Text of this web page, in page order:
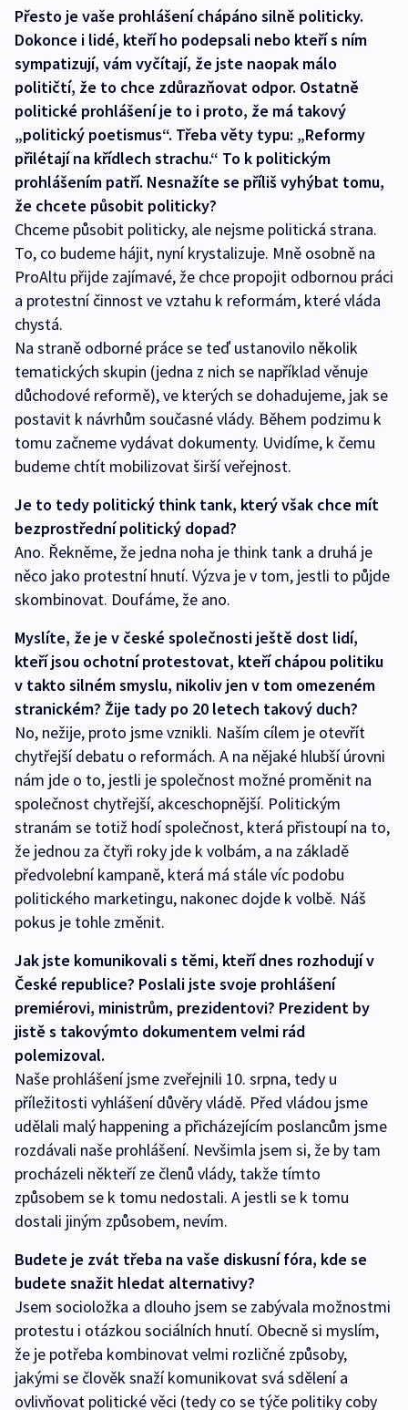
Přesto je vaše prohlášení chápáno silně politicky.
Dokonce i lidé, kteří ho podepsali nebo kteří s ním
sympatizují, vám vyčítají, že jste naopak málo
političtí, že to chce zdůrazňovat odpor. Ostatně
politické prohlášení je to i proto, že má takový
„politický poetismus“. Třeba věty typu: „Reformy
přilétají na křídlech strachu.“ To k politickým
prohlášením patří. Nesnažíte se příliš vyhýbat tomu,
že chcete působit politicky?
Chceme působit politicky, ale nejsme politická strana.
To, co budeme hájit, nyní krystalizuje. Mně osobně na
ProAltu přijde zajímavé, že chce propojit odbornou práci
a protestní činnost ve vztahu k reformám, které vláda
chystá.
Na straně odborné práce se teď ustanovilo několik
tematických skupin (jedna z nich se například věnuje
důchodové reformě), ve kterých se dohadujeme, jak se
postavit k návrhům současné vlády. Během podzimu k
tomu začneme vydávat dokumenty. Uvidíme, k čemu
budeme chtít mobilizovat širší veřejnost.
Je to tedy politický think tank, který však chce mít
bezprostřední politický dopad?
Ano. Řekněme, že jedna noha je think tank a druhá je
něco jako protestní hnutí. Výzva je v tom, jestli to půjde
skombinovat. Doufáme, že ano.
Myslíte, že je v české společnosti ještě dost lidí,
kteří jsou ochotní protestovat, kteří chápou politiku
v takto silném smyslu, nikoliv jen v tom omezeném
stranickém? Žije tady po 20 letech takový duch?
No, nežije, proto jsme vznikli. Naším cílem je otevřít
chytřejší debatu o reformách. A na nějaké hlubší úrovni
nám jde o to, jestli je společnost možné proměnit na
společnost chytřejší, akceschopnější. Politickým
stranám se totiž hodí společnost, která přistoupí na to,
že jednou za čtyři roky jde k volbám, a na základě
předvolební kampaně, která má stále víc podobu
politického marketingu, nakonec dojde k volbě. Náš
pokus je tohle změnit.
Jak jste komunikovali s těmi, kteří dnes rozhodují v
České republice? Poslali jste svoje prohlášení
premiérovi, ministrům, prezidentovi? Prezident by
jistě s takovýmto dokumentem velmi rád
polemizoval.
Naše prohlášení jsme zveřejnili 10. srpna, tedy u
příležitosti vyhlášení důvěry vládě. Před vládou jsme
udělali malý happening a přicházejícím poslancům jsme
rozdávali naše prohlášení. Nevšimla jsem si, že by tam
procházeli někteří ze členů vlády, takže tímto
způsobem se k tomu nedostali. A jestli se k tomu
dostali jiným způsobem, nevím.
Budete je zvát třeba na vaše diskusní fóra, kde se
budete snažit hledat alternativy?
Jsem socioložka a dlouho jsem se zabývala možnostmi
protestu i otázkou sociálních hnutí. Obecně si myslím,
že je potřeba kombinovat velmi rozličné způsoby,
jakými se člověk snaží komunikovat svá sdělení a
ovlivňovat politické věci (tedy co se týče politiky coby